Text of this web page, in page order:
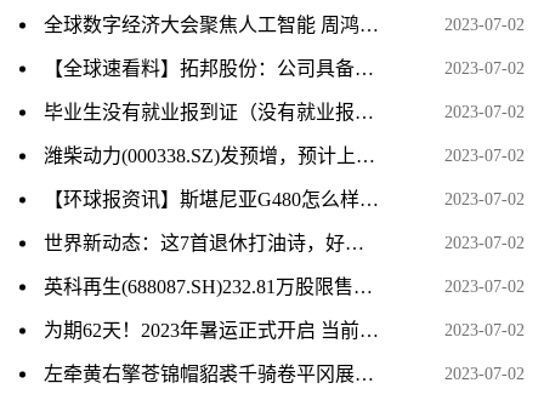
全球数字经济大会聚焦人工智能 周鸿祎称企业级大模型要满足“五化”特征 2023-07-02
【全球速看料】拓邦股份：公司具备智能控制器、空心杯电机技术及产品储备 2023-07-02
毕业生没有就业报到证（没有就业报到证怎么办）-热文 2023-07-02
潍柴动力(000338.SZ)发预增，预计上半年净利润35.87亿元–40.65亿元，同比增长50%–70% 2023-07-02
【环球报资讯】斯堪尼亚G480怎么样及德龙L3000多少钱 2023-07-02
世界新动态：这7首退休打油诗，好玩还不失哲理！ 02 2023-07-02
英科再生(688087.SH)232.81万股限售股份将于7月10日上市流通_环球动态 2023-07-02
为期62天！2023年暑运正式开启 当前视讯 2023-07-02
左牵黄右擎苍锦帽貂裘千骑卷平冈展现的画面（左牵黄右擎苍锦帽貂裘千骑卷平冈） 2023-07-02